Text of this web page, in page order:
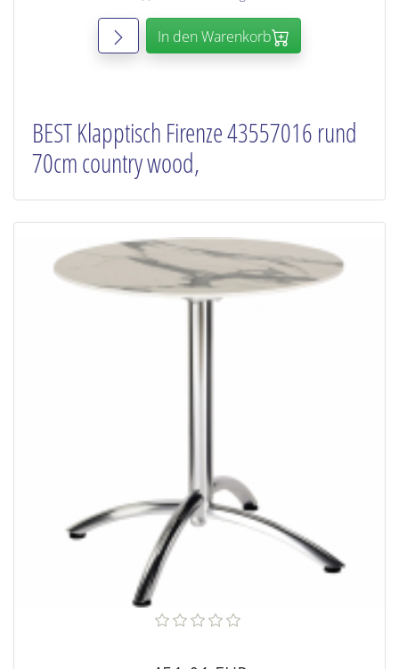
In den Warenkorb
BEST Klapptisch Firenze 43557016 rund
70cm country wood,